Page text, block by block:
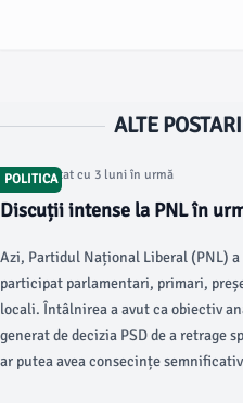
ALTE
POLITICA
Articol postat cu 3 luni în urmă
Discuții intense la PNL în
Azi, Partidul Național Liberal (PNL)
participat parlamentari, primari,
locali. Întâlnirea a avut ca obiectiv
generat de decizia PSD de a
ar putea avea consecințe